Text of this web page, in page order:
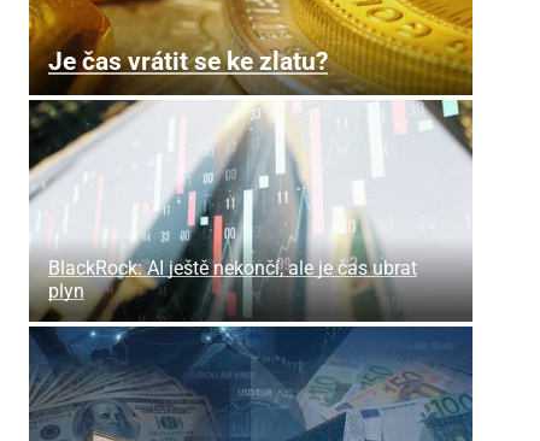
Je čas vrátit se ke zlatu?
BlackRock: AI ještě nekončí, ale je čas ubrat
plyn